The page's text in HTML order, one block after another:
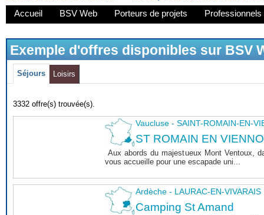
Accueil BSV Web Porteurs de projets
Exemple d'offres disponibles sur BSV
Séjours Loisirs
3332 offre(s) trouvée(s).
Vaucluse - SAINT-ROMAIN-EN-
ST ROMAIN EN
Aux abords du majestueux Mont Ventoux,
vous accueille pour une escapade uni...
Ardèche - LAURAC-EN-VIVARAIS
Camping St Amand